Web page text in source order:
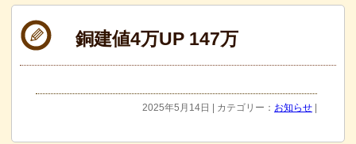
銅建値4万UP 147万
2025年5月14日 | カテゴリー： お知らせ|